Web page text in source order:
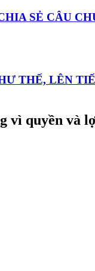
SẺ CÂU
THẾ, LÊN
vì quyền và